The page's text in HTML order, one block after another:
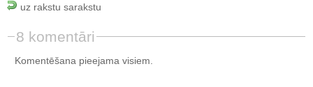
uz rakstu sarakstu
8 komentāri
Komentēšana pieejama visiem.